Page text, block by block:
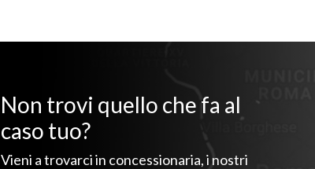
Non trovi quello che fa al
caso tuo?
Vieni a trovarci in concessionaria, i nostri